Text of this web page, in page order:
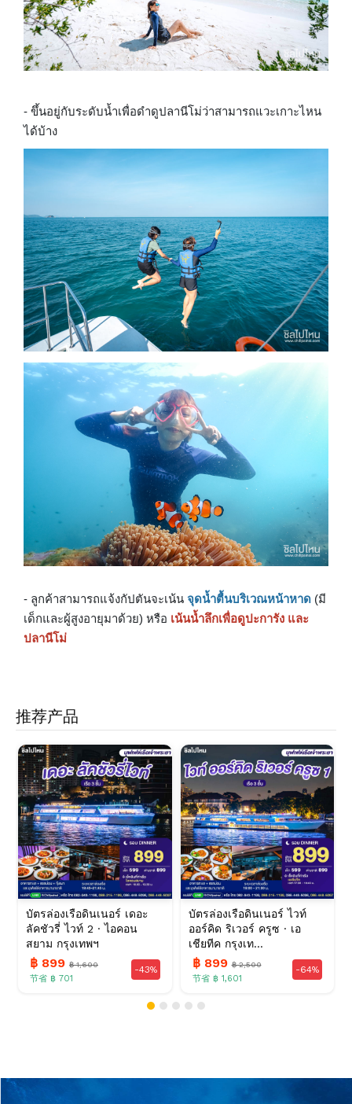
- ขึ้นอยู่กับระดับน้ำเพื่อดำดูปลานีโม่ว่าสามารถแวะเกาะไหน
ได้บ้าง
- ลูกค้าสามารถแจ้งกัปตันจะเน้น จุดน้ำตื้นบริเวณหน้าหาด (มี
เด็กและผู้สูงอายุมาด้วย) หรือ เน้นน้ำลึกเพื่อดูปะการัง และ
ปลานีโม่
推荐产品
บัตรล่องเรือดินเนอร์ เดอะ
ลัคชัวรี่ ไวท์ 2 · ไอคอน
สยาม กรุงเทพฯ
฿ 899 ฿ 1,600
节省 ฿ 701
-43%
บัตรล่องเรือดินเนอร์ ไวท์
ออร์คิด ริเวอร์ ครูซ · เอ
เชียทีค กรุงเท...
฿ 899฿ 2,500
节省 ฿ 1,601
-64%